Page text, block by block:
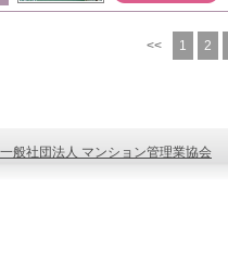
<< 1 2
一般社団法人 マンション管理業協会